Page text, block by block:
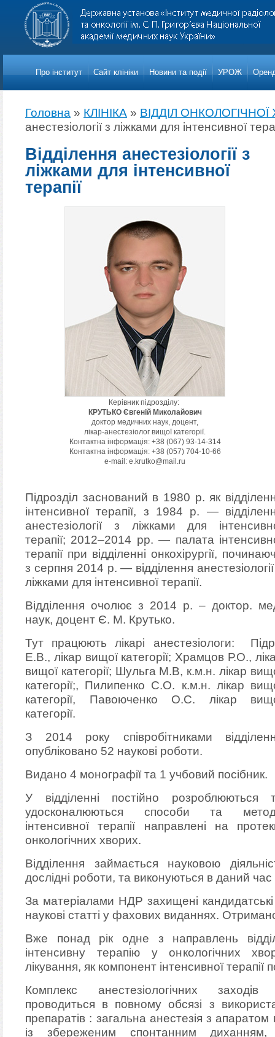
Про iнститут Сайт клініки Новини та події УРОЖ
Головна » КЛІНІКА » ВІДДІЛ ОНКОЛОГІЧНОЇ
анестезіології з ліжками для інтенсивної
Відділення анестезіології з
ліжками для інтенсивної
терапії
Керівник підрозділу:
КРУТЬКО Євгеній Миколайович
доктор медичних наук, доцент,
лікар-анестезіолог вищої категорії.
Контактна інформація: +38 (067) 93-14-314
Контактна інформація: +38 (057) 704-10-66
e-mail: e.krutko@mail.ru
Підрозділ заснований в 1980 р. як
інтенсивної терапії, з 1984 р. —
анестезіології з ліжками для
терапії; 2012–2014 рр. — палата
терапії при відділенні онкохірургії,
з серпня 2014 р. — відділення
ліжками для інтенсивної терапії.
Відділення очолює з 2014 р. – доктор.
наук, доцент Є. М. Крутько.
Тут працюють лікарі анестезіологи:
Е.В., лікар вищої категорії; Храмцов Р.О.,
вищої категорії; Шульга М.В, к.м.н. лікар
категорії;, Пилипенко С.О. к.м.н. лікар
категорії, Павоюченко О.С. лікар
категорії.
З 2014 року співробітниками
опубліковано 52 наукові роботи.
Видано 4 монографії та 1 учбовий посібник.
У відділенні постійно розроблюються
удосконалюються способи та
інтенсивної терапії направлені на
онкологічних хворих.
Відділення займається науковою
дослідні роботи, та виконуються в даний
За матеріалами НДР захищені кандидатські
наукові статті у фахових виданнях.
Вже понад рік одне з направлень
інтенсивну терапію у онкологічних
лікування, як компонент інтенсивної терапії
Комплекс анестезіологічних
проводиться в повному обсязі з
препаратів : загальна анестезія з апаратом
із збереженим спонтанним диханням,